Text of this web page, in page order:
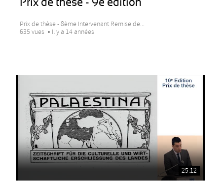
Prix de thèse - 9e édition
Prix de thèse - 8ème Intervenant Remise de...
635 vues
Il y a 14 années
25:12